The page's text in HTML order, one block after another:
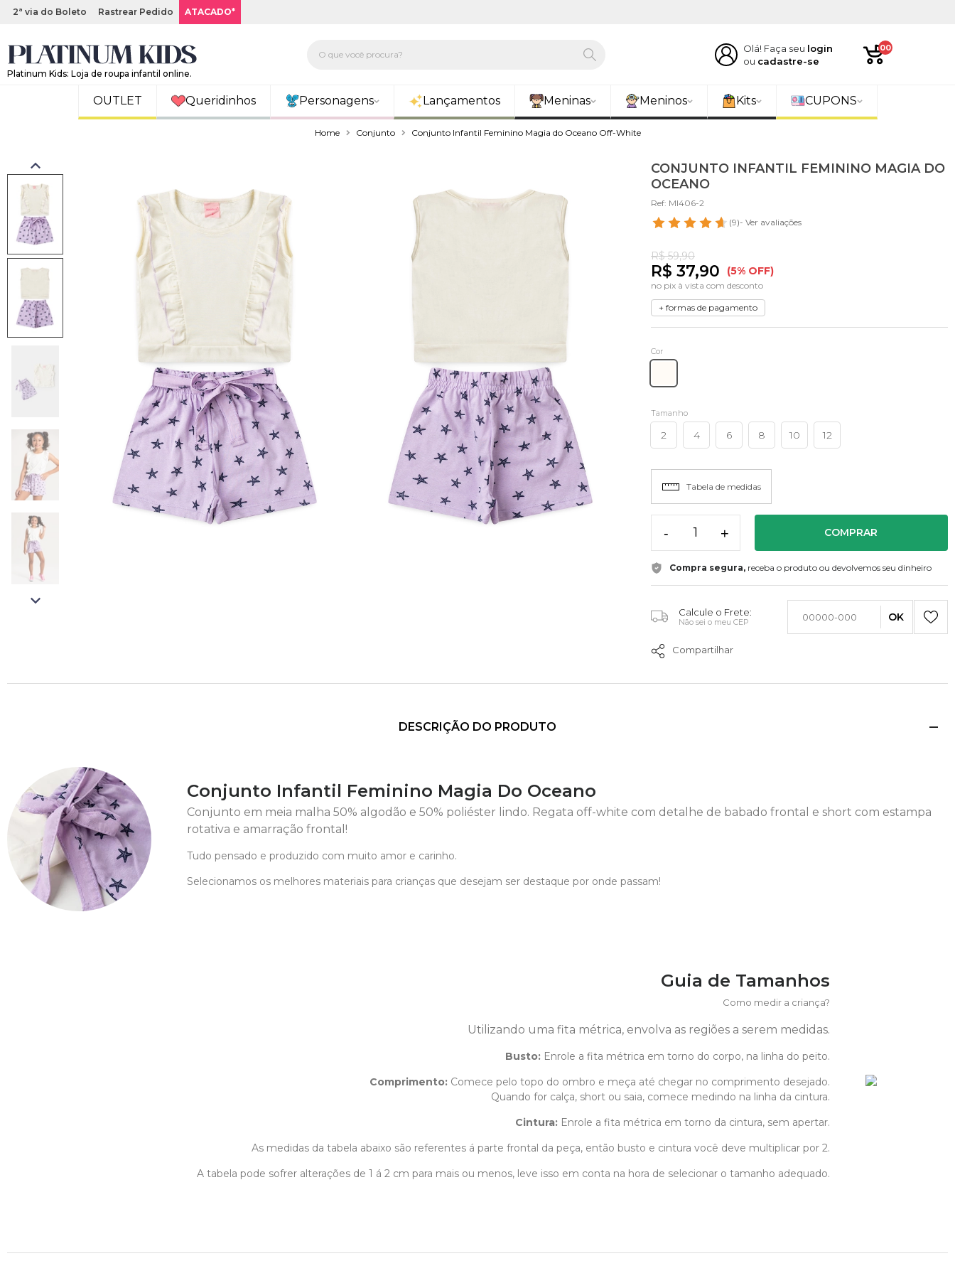
2ª via do Boleto Rastrear Pedido ATACADO*
Platinum Kids: Loja de roupa infantil online.
Olá! Faça seu login
ou cadastre-se
00
OUTLET Queridinhos Personagens Lançamentos Meninas Meninos Kits CUPONS
Home Conjunto Conjunto Infantil Feminino Magia do Oceano Off-White
CONJUNTO INFANTIL FEMININO MAGIA DO
OCEANO
Ref: MI406-2
(9)- Ver avaliações
R$ 59,90
R$ 37,90 (5% OFF)
no pix à vista com desconto
+ formas de pagamento
Cor
Tamanho
2 4 6 8 10 12
Tabela de medidas
- + COMPRAR
Compra segura, receba o produto ou devolvemos seu dinheiro
Calcule o Frete:
Não sei o meu CEP OK
Compartilhar
DESCRIÇÃO DO PRODUTO
Conjunto Infantil Feminino Magia Do Oceano
Conjunto em meia malha 50% algodão e 50% poliéster lindo. Regata off-white com detalhe de babado frontal e short com estampa
rotativa e amarração frontal!
Tudo pensado e produzido com muito amor e carinho.
Selecionamos os melhores materiais para crianças que desejam ser destaque por onde passam!
Guia de Tamanhos
Como medir a criança?
Utilizando uma fita métrica, envolva as regiões a serem medidas.
Busto: Enrole a fita métrica em torno do corpo, na linha do peito.
Comprimento: Comece pelo topo do ombro e meça até chegar no comprimento desejado.
Quando for calça, short ou saia, comece medindo na linha da cintura.
Cintura: Enrole a fita métrica em torno da cintura, sem apertar.
As medidas da tabela abaixo são referentes á parte frontal da peça, então busto e cintura você deve multiplicar por 2.
A tabela pode sofrer alterações de 1 á 2 cm para mais ou menos, leve isso em conta na hora de selecionar o tamanho adequado.